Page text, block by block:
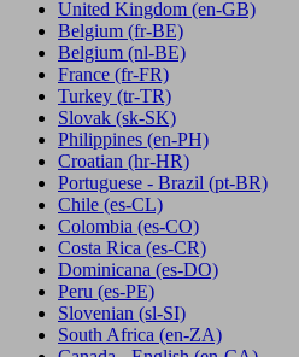
United Kingdom (en-GB)
Belgium (fr-BE)
Belgium (nl-BE)
France (fr-FR)
Turkey (tr-TR)
Slovak (sk-SK)
Philippines (en-PH)
Croatian (hr-HR)
Portuguese - Brazil (pt-BR)
Chile (es-CL)
Colombia (es-CO)
Costa Rica (es-CR)
Dominicana (es-DO)
Peru (es-PE)
Slovenian (sl-SI)
South Africa (en-ZA)